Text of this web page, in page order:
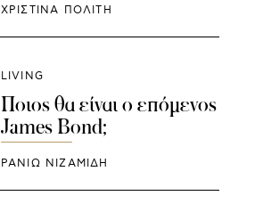
ΧΡΙΣΤΙΝΑ ΠΟΛΙΤΗ
LIVING
Ποιος θα είναι ο επόμενος
James Bond;
ΡΑΝΙΏ ΝΙΖΑΜΊΔΗ